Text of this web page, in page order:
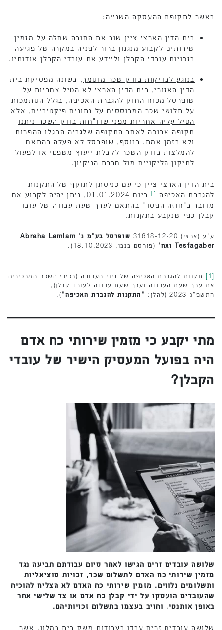
באשר לתקופת ההעסקה השנייה:
בית הדין הארצי ציין שוב את החובה שחלה על מזמין
שירותים לקבוע מנגנון ברור לפניה במקרה של פגיעה
בזכויות עובדי הקבלן וליידע את עובדי הקבלן אודותיו.
בנוגע לבדיקות בודק שכר מוסמך, בשונה מפסיקת בית
הדין האזורי, בית הדין הארצי לא הטיל אחריות על
שופרסל מכוח החוק להגברת האכיפה, בגלל הסתמכות
על תלושי שכר המבוססים על נתונים פיקטיביים, אלא
הטיל עליה אחריות מפני שדו"חות בודק השכר ניתנו
תקופה ארוכה לאחר התקופה שלגביה התגלו ההפרות
ולא בזמן אמת. בנוסף, שופרסל לא פעלה בהתאם
להמלצות בודק השכר לקבלת ייעוץ משפטי או לפעול
לתיקון הליקויים מול חברת הניקיון.
בית הדין הארצי ציין כי עם כניסתן לתוקף של התקנות
להגברת האכיפה[1]
ביום 01.01.2024, ניתן יהיה לקבוע אם
מדובר ב"חוזה הפסד" בהתאם לערך שעת עבודה של עובד
קבלן כפי שנקבע בתקנות.
ע"ע (ארצי) 31618-12-20
שופרסל בע"מ נ' Abraha Lamlam
Tesfagaber ואח'
(פורסם בנבו, 18.10.2023).
[1]
תקנות להגברת האכיפה של דיני העבודה (רכיבי השכר המרכיבים
את ערך שעת העבודה וערך שעת עבודה לעובד קבלן),
התשפ"ג-2023 (להלן:
"התקנות להגברת האכיפה").
מתי יקבע כי מזמין שירותי כח אדם
היה בפועל המעסיק הישיר של עובדי
הקבלן?
שלושה עובדים זרים הגישו לאחר סיום עבודתם תביעה נגד
מזמין שירותי כח האדם לתשלום שכר, זכויות סוציאליות
ותשלומים נלווים. מזמין שירותי כח האדם לא הצליח להוכיח
שהעובדים הועסקו על ידי קבלן כח אדם או צד שלישי אחר
באופן אותנטי, וחויב בעצמו בתשלום זכויותיהם.
שלושה עובדים זרים עבדו בעבודות משק בית במלון, אשר